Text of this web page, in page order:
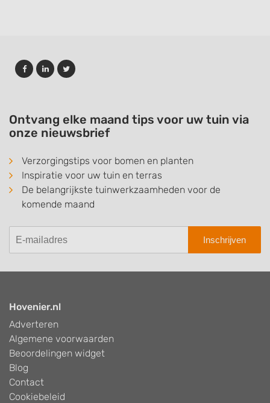
Ontvang elke maand tips voor uw tuin via
onze nieuwsbrief
Verzorgingstips voor bomen en planten
Inspiratie voor uw tuin en terras
De belangrijkste tuinwerkzaamheden voor de
komende maand
Inschrijven
Hovenier.nl
Adverteren
Algemene voorwaarden
Beoordelingen widget
Blog
Contact
Cookiebeleid